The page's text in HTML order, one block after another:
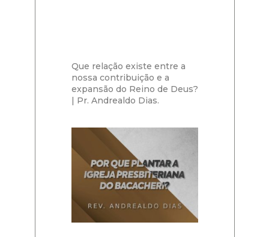
Que relação existe entre a
nossa contribuição e a
expansão do Reino de Deus?
| Pr. Andrealdo Dias.